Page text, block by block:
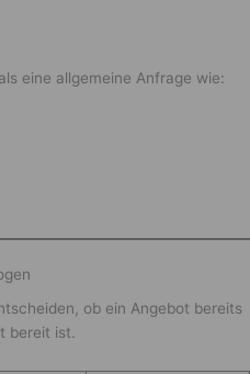
eine allgemeine Anfrage wie:
ob ein Angebot bereits
bereit ist.